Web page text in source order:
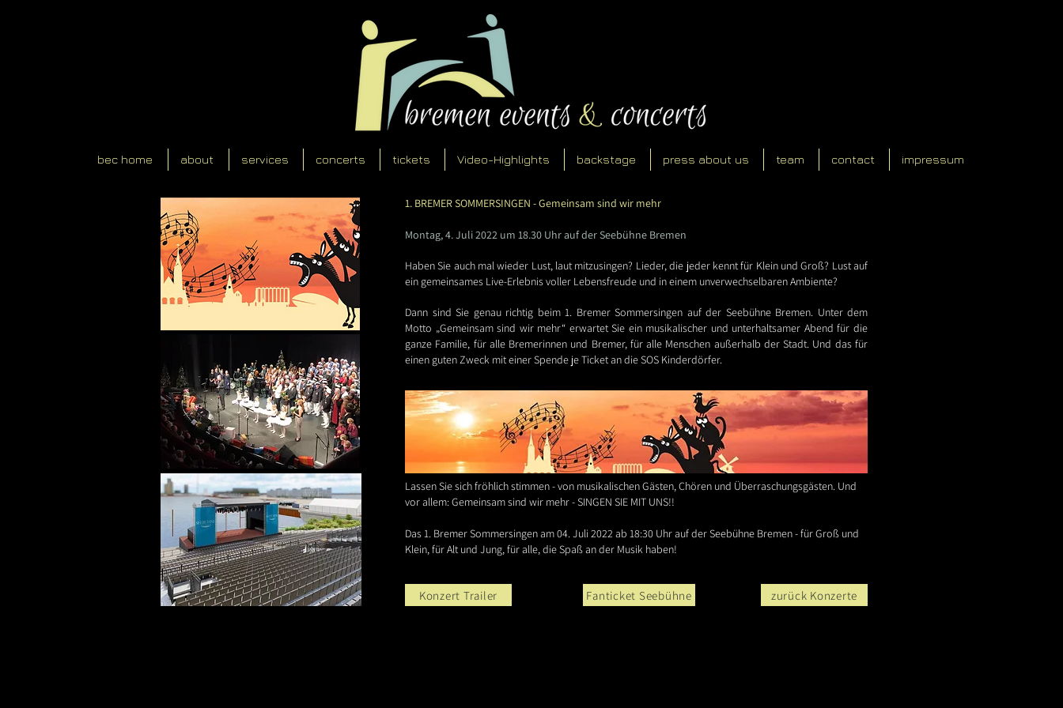
bec home about services concerts tickets Video-Highlights backstage press about us team contact impressum
1. BREMER SOMMERSINGEN - Gemeinsam sind wir mehr
Montag, 4. Juli 2022 um 18.30 Uhr auf der Seebühne Bremen
Haben Sie auch mal wieder Lust, laut mitzusingen? Lieder, die jeder kennt für Klein und Groß? Lust auf
ein gemeinsames Live-Erlebnis voller Lebensfreude und in einem unverwechselbaren Ambiente?
Dann sind Sie genau richtig beim 1. Bremer Sommersingen auf der Seebühne Bremen. Unter dem
Motto „Gemeinsam sind wir mehr“ erwartet Sie ein musikalischer und unterhaltsamer Abend für die
ganze Familie, für alle Bremerinnen und Bremer, für alle Menschen außerhalb der Stadt. Und das für
einen guten Zweck mit einer Spende je Ticket an die SOS Kinderdörfer.
Lassen Sie sich fröhlich stimmen - von musikalischen Gästen, Chören und Überraschungsgästen. Und
vor allem: Gemeinsam sind wir mehr - SINGEN SIE MIT UNS!!
Das 1. Bremer Sommersingen am 04. Juli 2022 ab 18:30 Uhr auf der Seebühne Bremen - für Groß und
Klein, für Alt und Jung, für alle, die Spaß an der Musik haben!
Konzert Trailer Fanticket Seebühne zurück Konzerte